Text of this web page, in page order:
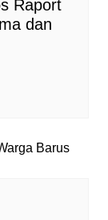
Raport
dan